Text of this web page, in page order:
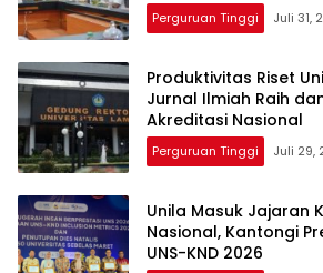
Perguruan Tinggi Juli 31,
Produktivitas Riset
Jurnal Ilmiah Raih
Akreditasi Nasional
Perguruan Tinggi Juli 29,
Unila Masuk Jajaran
Nasional, Kantongi
UNS-KND 2026